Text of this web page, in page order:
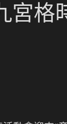
宮格